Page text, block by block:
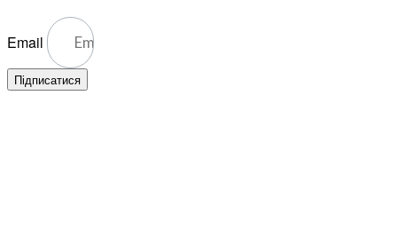
Email
Підписатися